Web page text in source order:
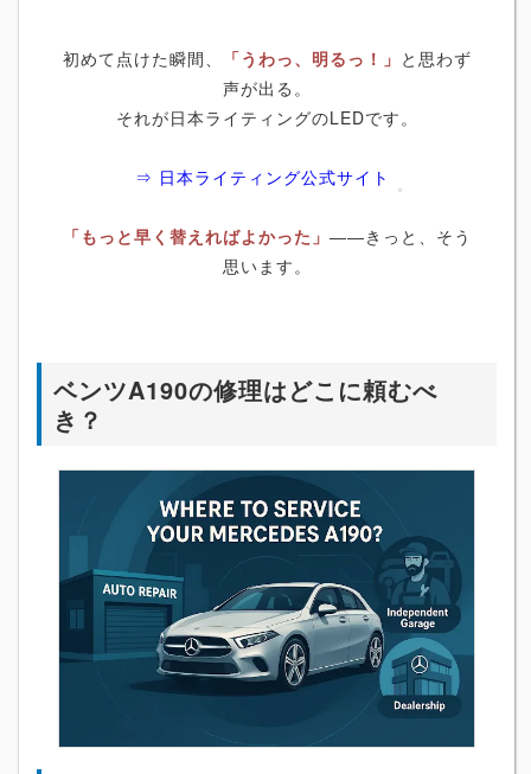
初めて点けた瞬間、 「うわっ、明るっ！」 と思わず
声が出る。
それが日本ライティングのLEDです。
⇒ 日本ライティング公式サイト
「もっと早く替えればよかった」 ――きっと、そう
思います。
ベンツA190の修理はどこに頼むべ
き？